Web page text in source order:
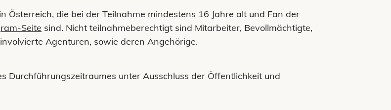
Österreich, die bei der Teilnahme mindestens 16 Jahre alt und Fan der
Seite sind. Nicht teilnahmeberechtigt sind Mitarbeiter, Bevollmächtigte,
Agenturen, sowie deren Angehörige.
Durchführungszeitraumes unter Ausschluss der Öffentlichkeit und